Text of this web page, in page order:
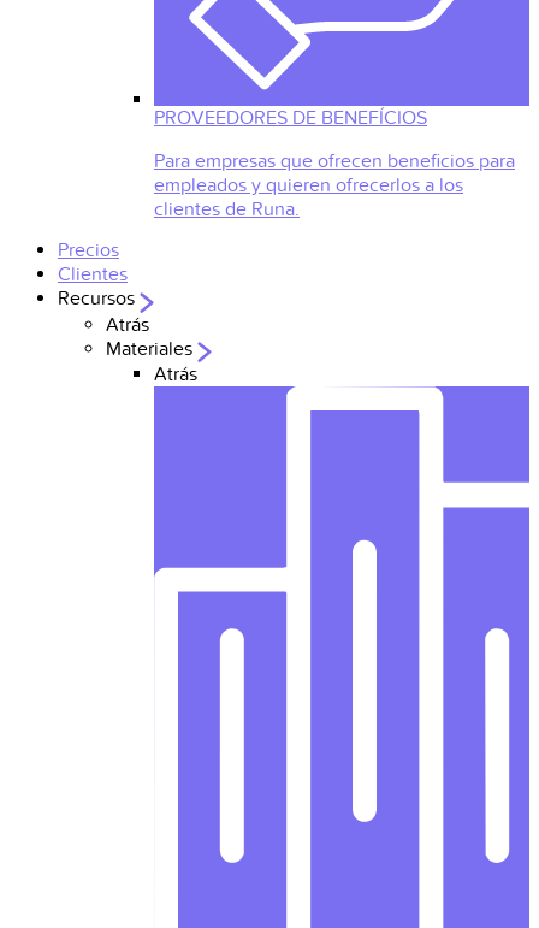
PROVEEDORES DE BENEFÍCIOS
Para empresas que ofrecen beneficios para
empleados y quieren ofrecerlos a los
clientes de Runa.
Precios
Clientes
Recursos
Atrás
Materiales
Atrás